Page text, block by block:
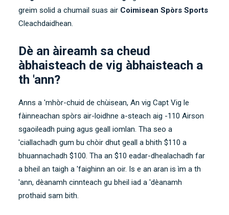
greim solid a chumail suas air Coimisean Spòrs Sports
Cleachdaidhean.
Dè an àireamh sa cheud
àbhaisteach de vig àbhaisteach a
th 'ann?
Anns a 'mhòr-chuid de chùisean, An vig Capt Vig le
fàinneachan spòrs air-loidhne a-steach aig -110 Airson
sgaoileadh puing agus geall iomlan. Tha seo a
'ciallachadh gum bu chòir dhut geall a bhith $110 a
bhuannachadh $100. Tha an $10 eadar-dhealachadh far
a bheil an taigh a 'faighinn an oir. Is e an aran is ìm a th
'ann, dèanamh cinnteach gu bheil iad a 'dèanamh
prothaid sam bith.